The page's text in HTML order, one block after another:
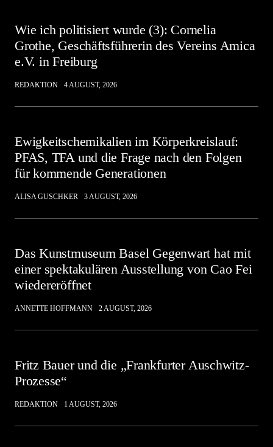
Wie ich politisiert wurde (3): Cornelia
Grothe, Geschäftsführerin des Vereins Amica
e.V. in Freiburg
REDAKTION 4 AUGUST, 2026
Ewigkeitschemikalien im Körperkreislauf:
PFAS, TFA und die Frage nach den Folgen
für kommende Generationen
ALISA GUSCHKER 3 AUGUST, 2026
Das Kunstmuseum Basel Gegenwart hat mit
einer spektakulären Ausstellung von Cao Fei
wiedereröffnet
ANNETTE HOFFMANN 2 AUGUST, 2026
Fritz Bauer und die „Frankfurter Auschwitz-
Prozesse“
REDAKTION 1 AUGUST, 2026